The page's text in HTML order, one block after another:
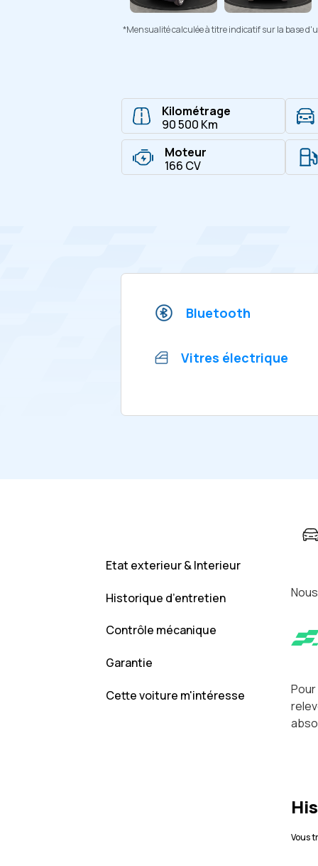
*Mensualité calculée à titre indicatif sur la base
Kilométrage
90 500 Km
Moteur
166 CV
Bluetooth
Vitres électrique
Etat exterieur & Interieur
Historique d’entretien
Contrôle mécanique
Garantie
Cette voiture m'intéresse
Vous